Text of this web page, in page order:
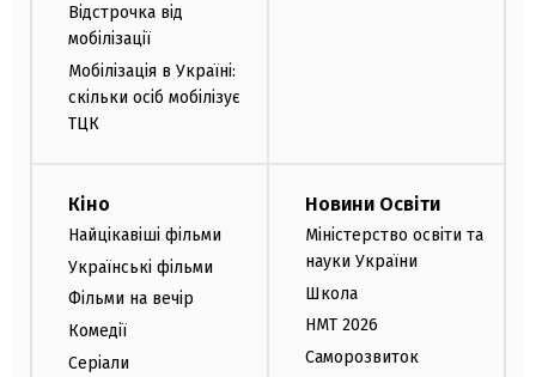
Відстрочка від
мобілізації
Мобілізація в Україні:
скільки осіб мобілізує
ТЦК
Кіно
Найцікавіші фільми
Українські фільми
Фільми на вечір
Комедії
Серіали
Новини Освіти
Міністерство освіти та
науки України
Школа
НМТ 2026
Саморозвиток